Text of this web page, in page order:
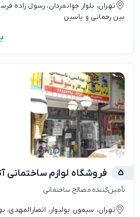
تهران، بلوار جوانمردان، رسول زاده
بین رحمانی و یاسین
5 فروشگاه لوازم
تأمین‌کننده مصالح ساختمانی
تهران، سیمون بولیوار، انصارالمهدی،